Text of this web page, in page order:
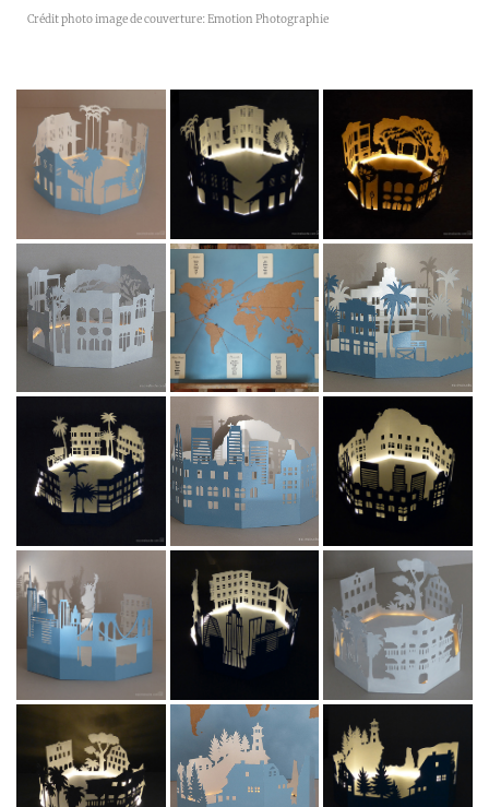
Crédit photo image de couverture: Emotion Photographie